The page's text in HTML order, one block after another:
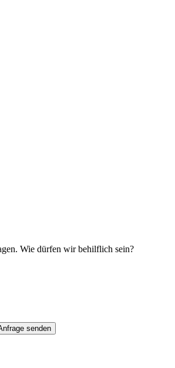
Wie dürfen wir behilflich sein?
senden